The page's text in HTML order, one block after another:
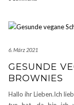
6. März 2021
GESUNDE
BROWNIES
Hallo ihr Lieben.Ich